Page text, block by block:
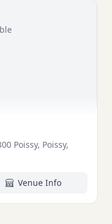
Poissy, Poissy,
Venue Info